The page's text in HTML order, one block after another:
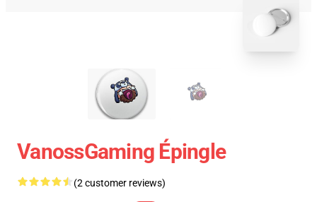
VanossGaming Épingle
(2 customer reviews)